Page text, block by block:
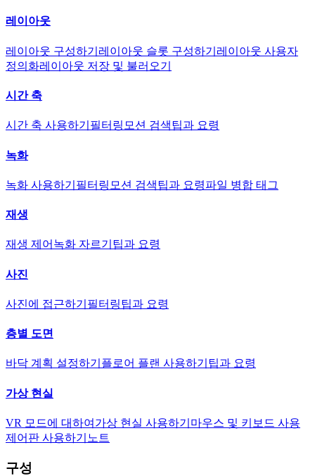
레이아웃
레이아웃 구성하기 레이아웃 슬롯 구성하기 레이아웃 사용자
정의화레이아웃 저장 및 불러오기
시간 축
시간 축 사용하기 필터링 모션 검색팁과 요령
녹화
녹화 사용하기 필터링 모션 검색팁과 요령파일 병합 태그
재생
재생 제어 녹화 자르기 팁과 요령
사진
사진에 접근하기 필터링팁과 요령
층별 도면
바닥 계획 설정하기 플로어 플랜 사용하기 팁과 요령
가상 현실
VR 모드에 대하여 가상 현실 사용하기 마우스 및 키보드 사용
제어판 사용하기 노트
구성